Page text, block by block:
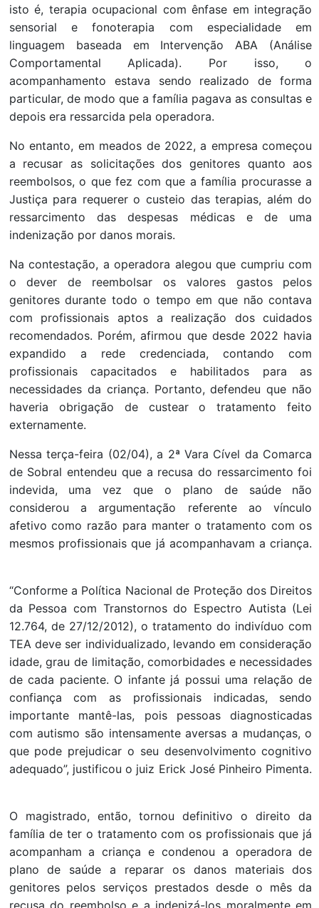
isto é, terapia ocupacional com ênfase em integração
sensorial e fonoterapia com especialidade em
linguagem baseada em Intervenção ABA (Análise
Comportamental Aplicada). Por isso, o
acompanhamento estava sendo realizado de forma
particular, de modo que a família pagava as consultas e
depois era ressarcida pela operadora.
No entanto, em meados de 2022, a empresa começou
a recusar as solicitações dos genitores quanto aos
reembolsos, o que fez com que a família procurasse a
Justiça para requerer o custeio das terapias, além do
ressarcimento das despesas médicas e de uma
indenização por danos morais.
Na contestação, a operadora alegou que cumpriu com
o dever de reembolsar os valores gastos pelos
genitores durante todo o tempo em que não contava
com profissionais aptos a realização dos cuidados
recomendados. Porém, afirmou que desde 2022 havia
expandido a rede credenciada, contando com
profissionais capacitados e habilitados para as
necessidades da criança. Portanto, defendeu que não
haveria obrigação de custear o tratamento feito
externamente.
Nessa terça-feira (02/04), a 2ª Vara Cível da Comarca
de Sobral entendeu que a recusa do ressarcimento foi
indevida, uma vez que o plano de saúde não
considerou a argumentação referente ao vínculo
afetivo como razão para manter o tratamento com os
mesmos profissionais que já acompanhavam a criança.
“Conforme a Política Nacional de Proteção dos Direitos
da Pessoa com Transtornos do Espectro Autista (Lei
12.764, de 27/12/2012), o tratamento do indivíduo com
TEA deve ser individualizado, levando em consideração
idade, grau de limitação, comorbidades e necessidades
de cada paciente. O infante já possui uma relação de
confiança com as profissionais indicadas, sendo
importante mantê-las, pois pessoas diagnosticadas
com autismo são intensamente aversas a mudanças, o
que pode prejudicar o seu desenvolvimento cognitivo
adequado”, justificou o juiz Erick José Pinheiro Pimenta.
O magistrado, então, tornou definitivo o direito da
família de ter o tratamento com os profissionais que já
acompanham a criança e condenou a operadora de
plano de saúde a reparar os danos materiais dos
genitores pelos serviços prestados desde o mês da